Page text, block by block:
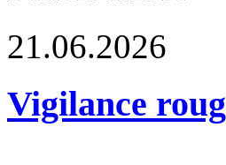
21.06.2026
Vigilance